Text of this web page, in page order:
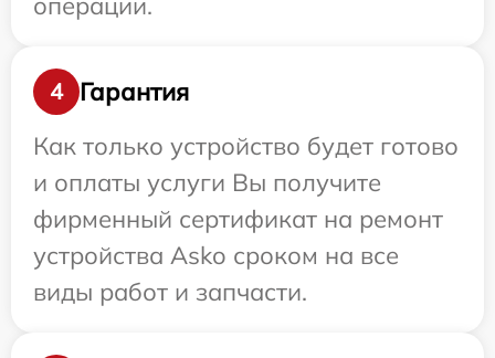
4
Гарантия
Как только устройство будет готово
и оплаты услуги Вы получите
фирменный сертификат на ремонт
устройства Asko сроком на все
виды работ и запчасти.